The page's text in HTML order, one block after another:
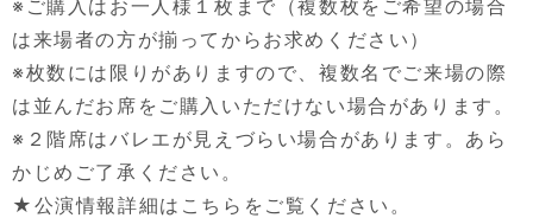
※ご購入はお一人様１枚まで（複数枚をご希望の場合
は来場者の方が揃ってからお求めください）
※枚数には限りがありますので、複数名でご来場の際
は並んだお席をご購入いただけない場合があります。
※２階席はバレエが見えづらい場合があります。あら
かじめご了承ください。
★公演情報詳細は こちら をご覧ください。